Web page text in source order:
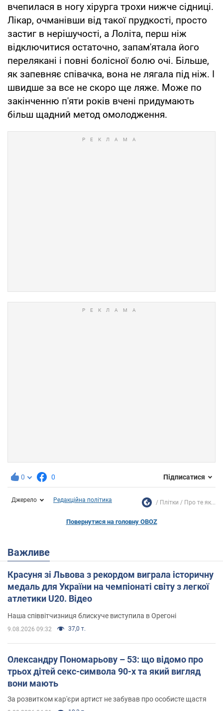
вчепилася в ногу хірурга трохи нижче сідниці.
Лікар, очманівши від такої прудкості, просто
застиг в нерішучості, а Лоліта, перш ніж
відключитися остаточно, запам'ятала його
перелякані і повні болісної болю очі. Більше,
як запевняє співачка, вона не лягала під ніж. І
швидше за все не скоро ще ляже. Може по
закінченню п'яти років вчені придумають
більш щадний метод омолодження.
0 0 Підписатися
Джерело Редакційна політика Плітки Про те як...
Повернутися на головну OBOZ
Важливе
Красуня зі Львова з рекордом виграла історичну
медаль для України на чемпіонаті світу з легкої
атлетики U20. Відео
Наша співвітчизниця блискуче виступила в Орегоні
9.08.2026 09:32 37,0 т.
Олександру Пономарьову – 53: що відомо про
трьох дітей секс-символа 90-х та який вигляд
вони мають
За розвитком кар'єри артист не забував про особисте щастя